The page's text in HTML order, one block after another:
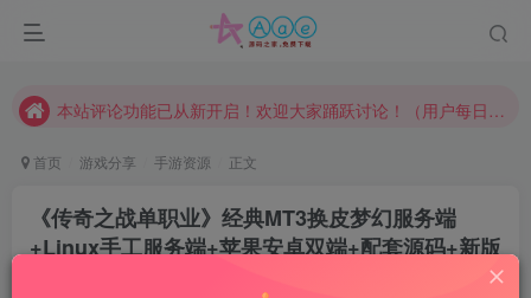
请勿相信任何评论区广告！以免上当受骗！
现在赞助会员享受专属折扣，详情点击此条公告。
首页 游戏分享 手游资源 正文
《传奇之战单职业》经典MT3换皮梦幻服务端
+Linux手工服务端+苹果安卓双端+配套源码+新版